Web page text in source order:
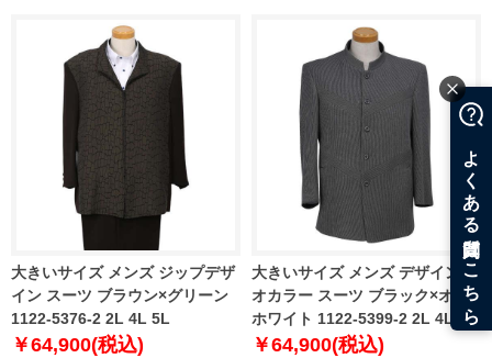
大きいサイズ メンズ ジップデザ
イン スーツ ブラウン×グリーン
1122-5376-2 2L 4L 5L
￥64,900(税込)
大きいサイズ メンズ デザイン マ
オカラー スーツ ブラック×オフ
ホワイト 1122-5399-2 2L 4L 5L
￥64,900(税込)